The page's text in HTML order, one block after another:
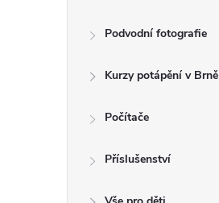
Podvodní fotografie
Kurzy potápění v Brně
Počítače
Příslušenství